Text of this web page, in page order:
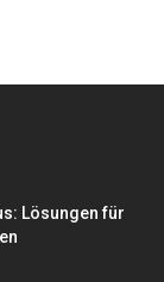
Lösungen für